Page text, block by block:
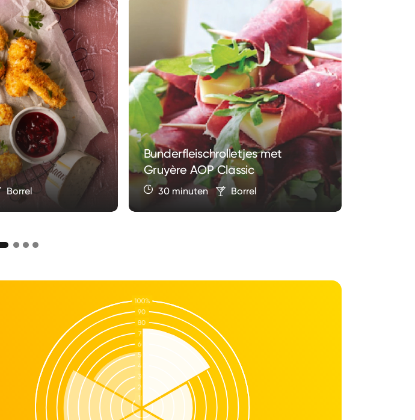
Borrel
Bunderfleischrolletjes met
Gruyère AOP Classic
30 minuten Borrel